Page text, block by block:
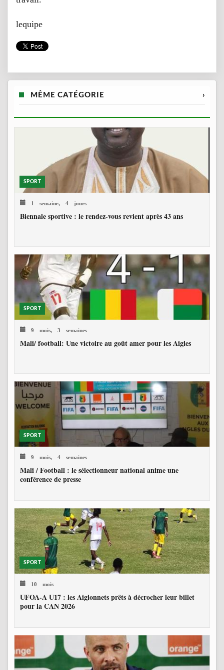
lequipe
MÊME CATÉGORIE ›
SPORT
1 semaine, 4 jours
Biennale sportive : le rendez-vous revient après 43 ans
SPORT
9 mois, 3 semaines
Mali/ football: Une victoire au goût amer pour les Aigles
SPORT
9 mois, 4 semaines
Mali / Football : le sélectionneur national anime une
conférence de presse
SPORT
10 mois
UFOA-A U17 : les Aiglonnets prêts à décrocher leur billet
pour la CAN 2026